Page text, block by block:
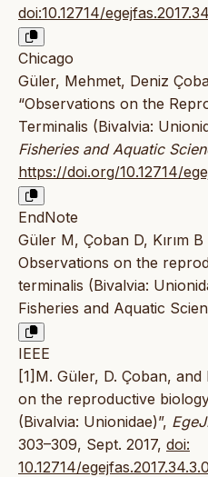
doi:10.12714/
Chicago
Güler, Mehmet, Deniz
“Observations on the
Terminalis (Bivalvia:
Fisheries and Aquatic
https://doi.org/10.12714/
EndNote
Güler M, Çoban D, Kırım
Observations on the
terminalis (Bivalvia:
Fisheries and Aquatic
IEEE
[1]M. Güler, D. Çoban, and
on the reproductive
(Bivalvia: Unionidae)”,
303–309, Sept. 2017, doi:
10.12714/